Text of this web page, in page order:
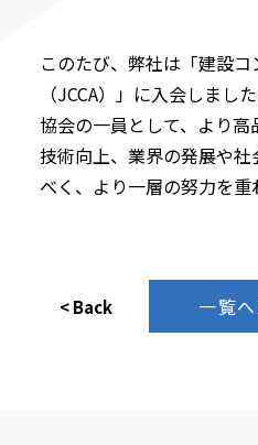
このたび、弊社は「建設
（JCCA）」に入会しました
協会の一員として、より高
技術向上、業界の発展や
べく、より一層の努力を重
< Back 一覧